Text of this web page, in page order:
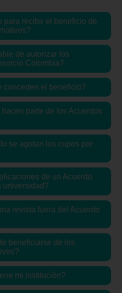
para recibir el beneficio de
de autorizar los
Colombia?
conceden el beneficio?
parte de los Acuerdos
se agotan los cupos por
de un Acuerdo
universidad?
revista fuera del Acuerdo
beneficiarse de los
mi institución?